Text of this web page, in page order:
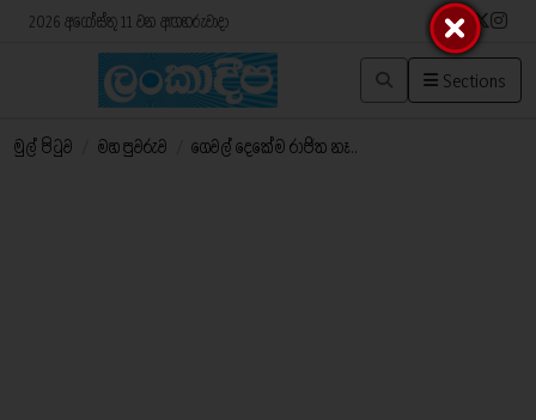
2026 අගෝස්තු 11 වන අඟහරුවාදා
Sections
මුල් පිටුව මහ පුවරුව ගෙවල් දෙකේම රාජිත නෑ..